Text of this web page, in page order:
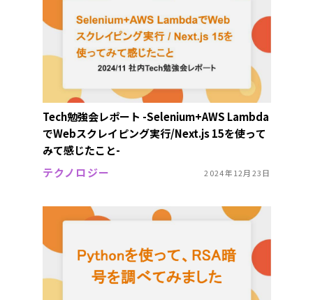
Tech勉強会レポート -Selenium+AWS Lambda
でWebスクレイピング実行/Next.js 15を使って
みて感じたこと-
テクノロジー
2024年12月23日